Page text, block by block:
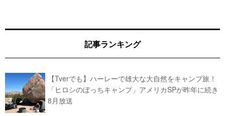
記事ランキング
【Tverでも】ハーレーで雄大な大自然をキャンプ旅！
「ヒロシのぼっちキャンプ」アメリカSPが昨年に続き
8月放送